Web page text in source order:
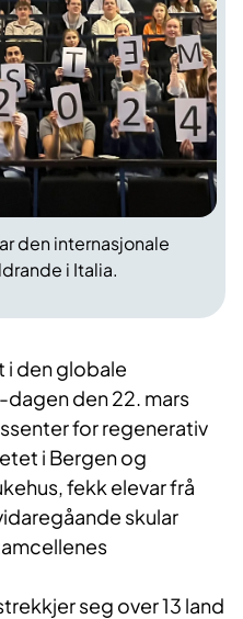
den internasjonale
i Italia.
i den globale
den 22. mars
for regenerativ
i Bergen og
fekk elevar frå
skular
seg over 13 land